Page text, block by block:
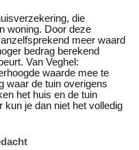
die
woning. Door deze
meer waard
bedrag berekend
Van Veghel:
waarde mee te
waar de tuin overigens
het huis en de tuin
je dan niet het volledig